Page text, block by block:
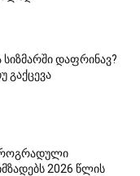
სიზმარში დაფრინავ?
გაქცევა
2026 წლის